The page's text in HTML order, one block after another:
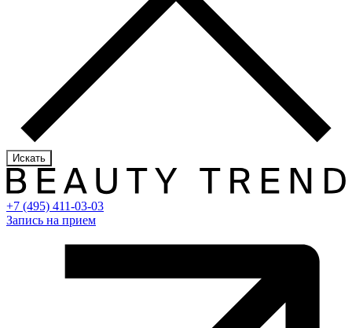
Искать
+7 (495) 411-03-03
Запись на прием